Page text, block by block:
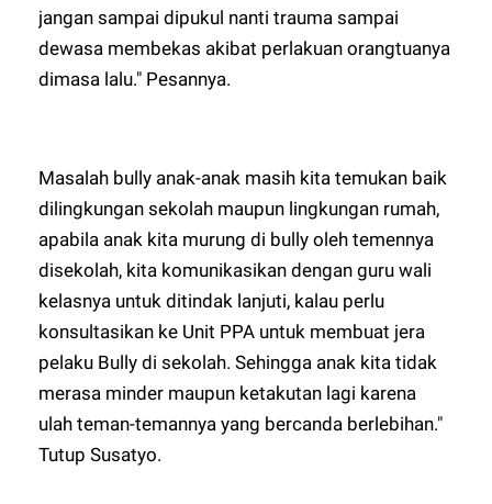
jangan sampai dipukul nanti trauma sampai
dewasa membekas akibat perlakuan orangtuanya
dimasa lalu." Pesannya.
Masalah bully anak-anak masih kita temukan baik
dilingkungan sekolah maupun lingkungan rumah,
apabila anak kita murung di bully oleh temennya
disekolah, kita komunikasikan dengan guru wali
kelasnya untuk ditindak lanjuti, kalau perlu
konsultasikan ke Unit PPA untuk membuat jera
pelaku Bully di sekolah. Sehingga anak kita tidak
merasa minder maupun ketakutan lagi karena
ulah teman-temannya yang bercanda berlebihan."
Tutup Susatyo.